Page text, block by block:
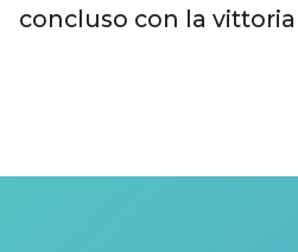
concluso con la